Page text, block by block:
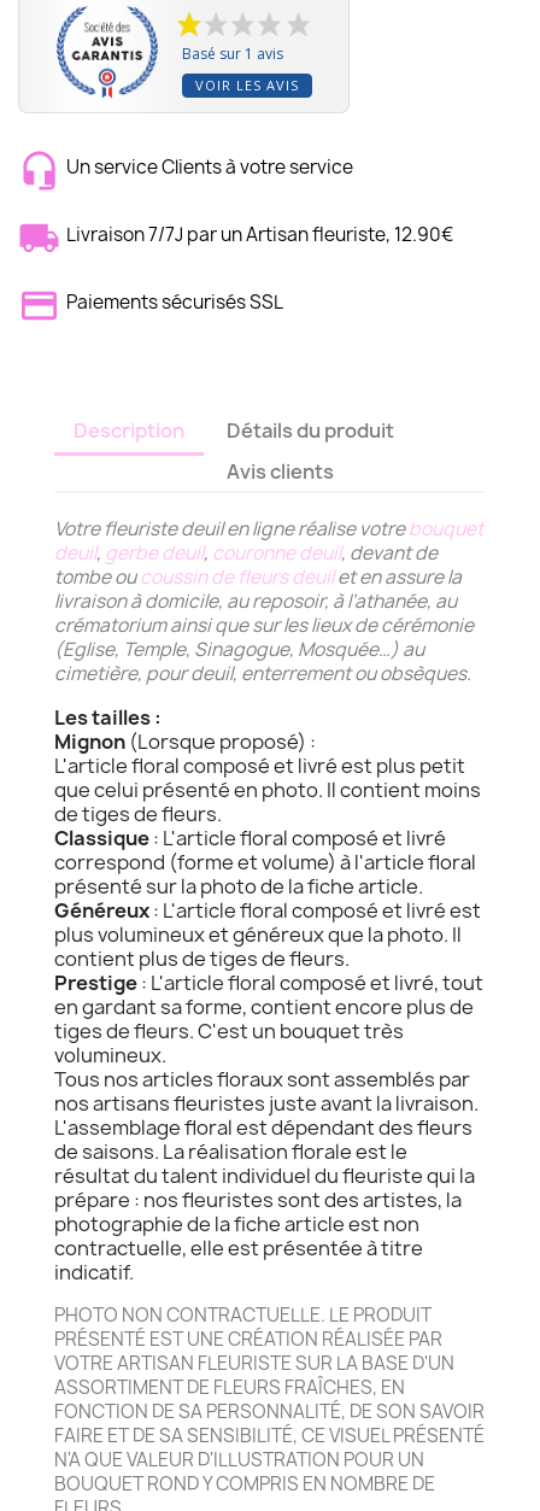
Basé sur 1 avis
VOIR LES AVIS
Un service Clients à votre service
Livraison 7/7J par un Artisan fleuriste, 12.90€
Paiements sécurisés SSL
Description
Détails du produit
Avis clients
Votre fleuriste deuil en ligne réalise votrebouquet
deuil, gerbe deuil, couronne deuil, devant de
tombe oucoussin de fleurs deuilet en assure la
livraison à domicile, au reposoir, à l’athanée, au
crématorium ainsi que sur les lieux de cérémonie
(Eglise, Temple, Sinagogue, Mosquée…) au
cimetière, pour deuil, enterrement ou obsèques.
Les tailles :
Mignon (Lorsque proposé) :
L'article floral composé et livré est plus petit
que celui présenté en photo. Il contient moins
de tiges de fleurs.
Classique: L'article floral composé et livré
correspond (forme et volume) à l'article floral
présenté sur la photo de la fiche article.
Généreux: L'article floral composé et livré est
plus volumineux et généreux que la photo. Il
contient plus de tiges de fleurs.
Prestige: L'article floral composé et livré, tout
en gardant sa forme, contient encore plus de
tiges de fleurs. C'est un bouquet très
volumineux.
Tous nos articles floraux sont assemblés par
nos artisans fleuristes juste avant la livraison.
L'assemblage floral est dépendant des fleurs
de saisons. La réalisation florale est le
résultat du talent individuel du fleuriste qui la
prépare : nos fleuristes sont des artistes, la
photographie de la fiche article est non
contractuelle, elle est présentée à titre
indicatif.
PHOTO NON CONTRACTUELLE. LE PRODUIT
PRÉSENTÉ EST UNE CRÉATION RÉALISÉE PAR
VOTRE ARTISAN FLEURISTE SUR LA BASE D'UN
ASSORTIMENT DE FLEURS FRAÎCHES, EN
FONCTION DE SA PERSONNALITÉ, DE SON SAVOIR
FAIRE ET DE SA SENSIBILITÉ, CE VISUEL PRÉSENTÉ
N'A QUE VALEUR D'ILLUSTRATION POUR UN
BOUQUET ROND Y COMPRIS EN NOMBRE DE